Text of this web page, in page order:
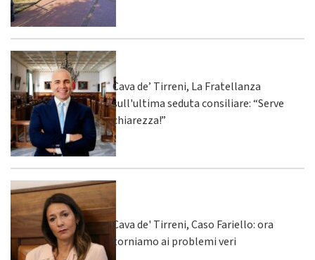
Cava de’ Tirreni, La Fratellanza
sull'ultima seduta consiliare: “Serve
chiarezza!”
Cava de' Tirreni, Caso Fariello: ora
torniamo ai problemi veri